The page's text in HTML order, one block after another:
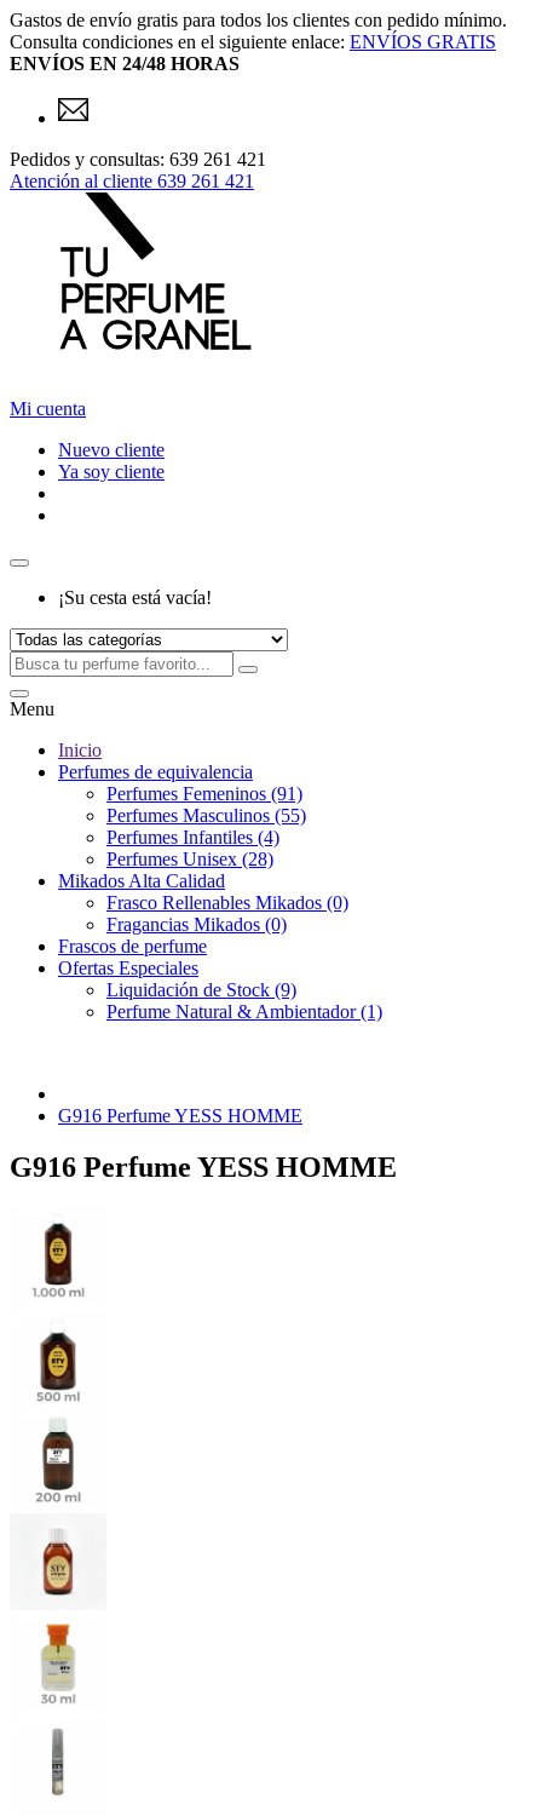
Gastos de envío gratis para todos los clientes con pedido mínimo.
Consulta condiciones en el siguiente enlace: ENVÍOS GRATIS
ENVÍOS EN 24/48 HORAS
Pedidos y consultas: 639 261 421
Atención al cliente 639 261 421
Mi cuenta
Nuevo cliente
Ya soy cliente
¡Su cesta está vacía!
Menu
Inicio
Perfumes de equivalencia
Perfumes Femeninos (91)
Perfumes Masculinos (55)
Perfumes Infantiles (4)
Perfumes Unisex (28)
Mikados Alta Calidad
Frasco Rellenables Mikados (0)
Fragancias Mikados (0)
Frascos de perfume
Ofertas Especiales
Liquidación de Stock (9)
Perfume Natural & Ambientador (1)
G916 Perfume YESS HOMME
G916 Perfume YESS HOMME